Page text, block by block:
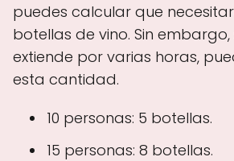
puedes calcular que
botellas de vino. Sin embargo,
extiende por varias horas,
esta cantidad.
10 personas: 5 botellas.
15 personas: 8 botellas.